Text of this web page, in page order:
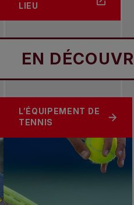
LIEU
EN DÉCOUVRIR
L’ÉQUIPEMENT DE
TENNIS